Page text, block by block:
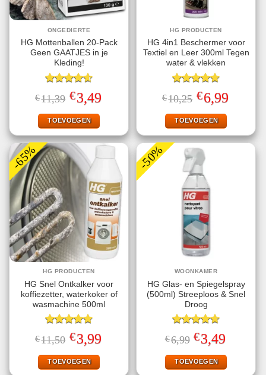
ONGEDIERTE
HG Mottenballen 20-Pack
Geen GAATJES in je
Kleding!
Gewaardeerd
4.63uit 5
€11,39 Oorspronkelijke
prijs
was:
€11,39.
€3,49Huidige
prijs
TOEVOEGEN
HG PRODUCTEN
HG 4in1 Beschermer voor
Textiel en Leer 300ml Tegen
water & vlekken
Gewaardeerd
4.75uit 5
€10,25 Oorspronkelijke
prijs
was:
€10,25.
€6,99Huidige
prijs
TOEVOEGEN
-65%
HG PRODUCTEN
HG Snel Ontkalker voor
koffiezetter, waterkoker of
wasmachine 500ml
Gewaardeerd
4.80uit 5
€11,50 Oorspronkelijke
prijs
was:
€11,50.
€3,99Huidige
prijs
TOEVOEGEN
-50%
WOONKAMER
HG Glas- en Spiegelspray
(500ml) Streeploos & Snel
Droog
Gewaardeerd
4.67uit 5
€6,99 Oorspronkelijke
prijs
was:
€6,99.
€3,49
is:
€3,49.
TOEVOEGEN